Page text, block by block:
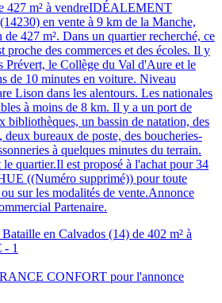
427 m² à vendreIDÉALEMENT
en vente à 9 km de la Manche,
427 m². Dans un quartier recherché, ce
proche des commerces et des écoles. Il y
Prévert, le Collège du Val d'Aure et le
de 10 minutes en voiture. Niveau
Lison dans les alentours. Les nationales
à moins de 8 km. Il y a un port de
bibliothèques, un bassin de natation, des
deux bureaux de poste, des boucheries-
à quelques minutes du terrain.
quartier.Il est proposé à l'achat pour 34
((Numéro supprimé)) pour toute
sur les modalités de vente.Annonce
Partenaire.